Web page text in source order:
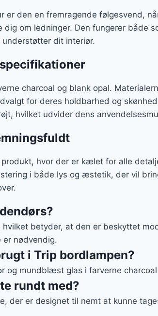
den en fremragende følgesvend,
dig om ledninger. Den fungerer både
dit interiør.
charcoal og blank opal.
for deres holdbarhed og
hvilket udvider dens
hvor der er kælet for alle
i både lys og æstetik, der vil
betyder, at den er beskyttet
er nødvendig.
i Trip bordlampen?
og mundblæst glas i farverne
rundt med?
der er designet til nemt at kunne